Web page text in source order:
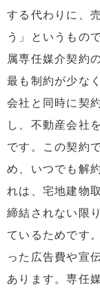
する代わりに、
う」というもの
属専任媒介契約
最も制約が少な
会社と同時に契
し、不動産会社
です。この契約
め、いつでも解
れは、宅地建物
締結されない限
ているためです
った広告費や宣
あります。専任